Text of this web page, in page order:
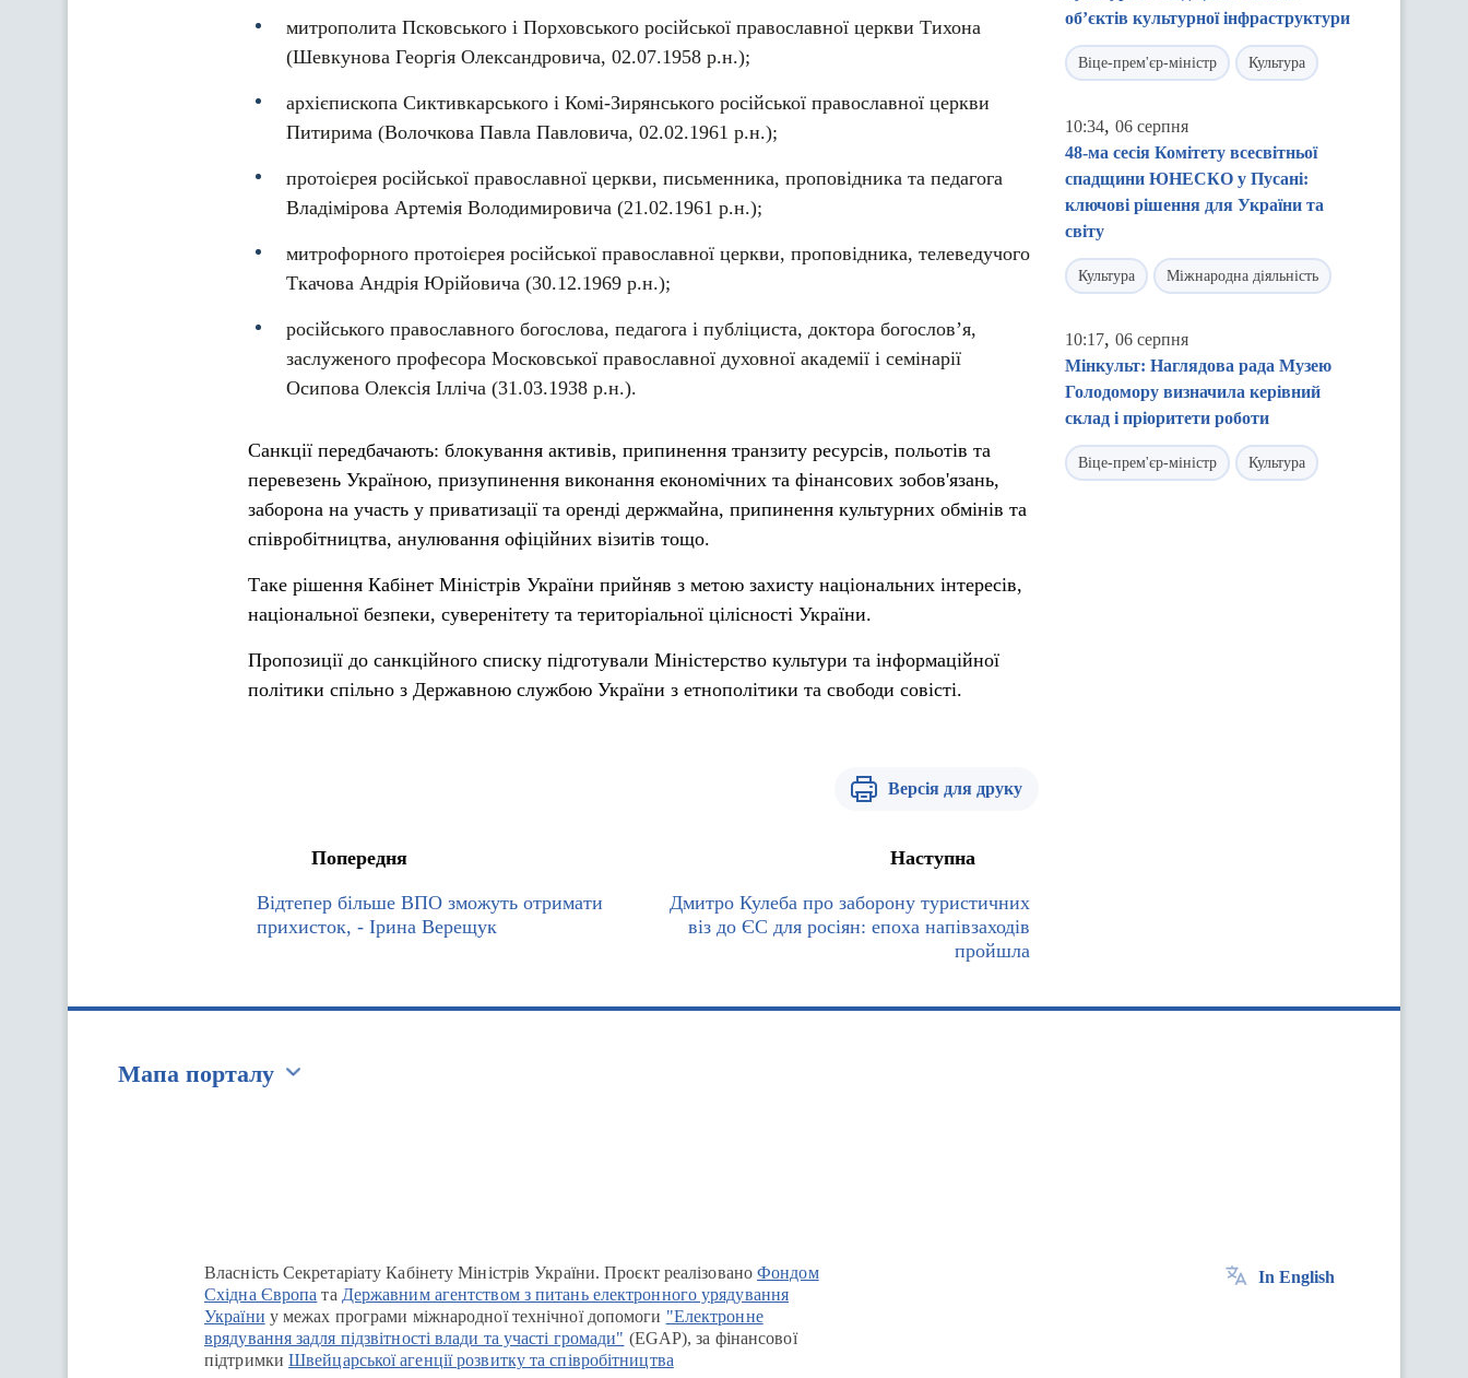
митрополита Псковського і Порховського російської православної церкви Тихона
(Шевкунова Георгія Олександровича, 02.07.1958 р.н.);
архієпископа Сиктивкарського і Комі-Зирянського російської православної церкви
Питирима (Волочкова Павла Павловича, 02.02.1961 р.н.);
протоієрея російської православної церкви, письменника, проповідника та педагога
Владімірова Артемія Володимировича (21.02.1961 р.н.);
митрофорного протоієрея російської православної церкви, проповідника, телеведучого
Ткачова Андрія Юрійовича (30.12.1969 р.н.);
російського православного богослова, педагога і публіциста, доктора богослов’я,
заслуженого професора Московської православної духовної академії і семінарії
Осипова Олексія Ілліча (31.03.1938 р.н.).
Санкції передбачають: блокування активів, припинення транзиту ресурсів, польотів та
перевезень Україною, призупинення виконання економічних та фінансових зобов'язань,
заборона на участь у приватизації та оренді держмайна, припинення культурних обмінів та
співробітництва, анулювання офіційних візитів тощо.
Таке рішення Кабінет Міністрів України прийняв з метою захисту національних інтересів,
національної безпеки, суверенітету та територіальної цілісності України.
Пропозиції до санкційного списку підготували Міністерство культури та інформаційної
політики спільно з Державною службою України з етнополітики та свободи совісті.
Версія для друку
Попередня
Відтепер більше ВПО зможуть отримати
прихисток, - Ірина Верещук
Наступна
Дмитро Кулеба про заборону туристичних
віз до ЄС для росіян: епоха напівзаходів
пройшла
об’єктів культурної інфраструктури
Віце-прем'єр-міністр Культура
10:34, 06 серпня
48-ма сесія Комітету всесвітньої
спадщини ЮНЕСКО у Пусані:
ключові рішення для України та
світу
Культура Міжнародна діяльність
10:17, 06 серпня
Мінкульт: Наглядова рада Музею
Голодомору визначила керівний
склад і пріоритети роботи
Віце-прем'єр-міністр Культура
Мапа порталу
Власність Секретаріату Кабінету Міністрів України. Проєкт реалізованоФондом
Східна Європа та Державним агентством з питань електронного урядування
України у межах програми міжнародної технічної допомоги "Електронне
врядування задля підзвітності влади та участі громади" (EGAP), за фінансової
підтримки Швейцарської агенції розвитку та співробітництва
In English